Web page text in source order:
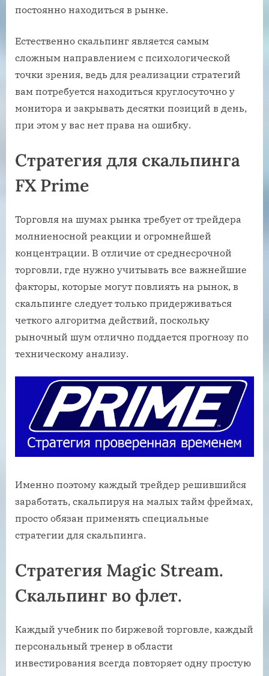
постоянно находиться в рынке.
Естественно скальпинг является самым
сложным направлением с психологической
точки зрения, ведь для реализации стратегий
вам потребуется находиться круглосуточно у
монитора и закрывать десятки позиций в день,
при этом у вас нет права на ошибку.
Стратегия для скальпинга
FX Prime
Торговля на шумах рынка требует от трейдера
молниеносной реакции и огромнейшей
концентрации. В отличие от среднесрочной
торговли, где нужно учитывать все важнейшие
факторы, которые могут повлиять на рынок, в
скальпинге следует только придерживаться
четкого алгоритма действий, поскольку
рыночный шум отлично поддается прогнозу по
техническому анализу.
Именно поэтому каждый трейдер решившийся
заработать, скальпируя на малых тайм фреймах,
просто обязан применять специальные
стратегии для скальпинга.
Стратегия Magic Stream.
Скальпинг во флет.
Каждый учебник по биржевой торговле, каждый
персональный тренер в области
инвестирования всегда повторяет одну простую